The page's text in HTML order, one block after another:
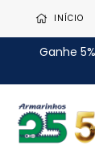
INÍCIO
Ganhe